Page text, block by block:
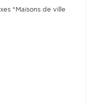
*Maisons de ville